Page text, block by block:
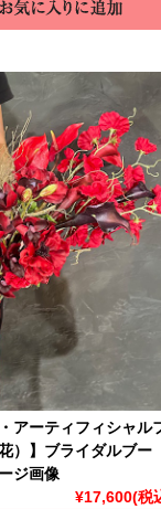
アーティフィシャル
）】ブライダルブー
ジ画像
¥17,600(税